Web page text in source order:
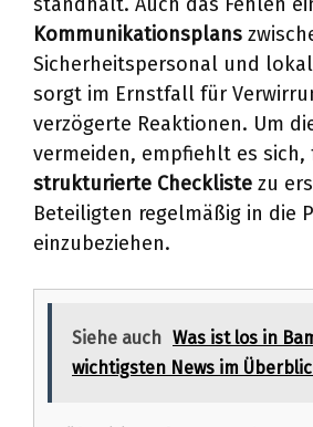
Kommunikationsplans
Sicherheitspersonal und
sorgt im Ernstfall für
verzögerte Reaktionen. Um
vermeiden, empfiehlt es sich,
strukturierte Checkliste zu
Beteiligten regelmäßig in die
einzubeziehen.
Siehe auch Was ist los in
wichtigsten News im